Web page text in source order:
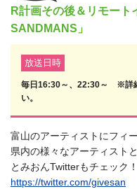
R計画その後＆リモート
SANDMANS」
放送日時
毎日16:30～、22:30～ ※詳
い。
富山のアーティストにフィ
県内の様々なアーティスト
とみおんTwitterもチェック！
https://twitter.com/givesan